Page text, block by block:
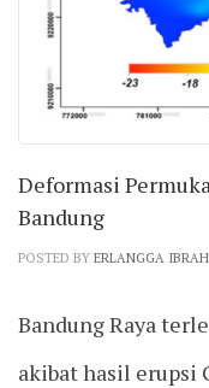
Deformasi
Bandung
POSTED BY ERLANGGA
Bandung Raya
akibat hasil erupsi